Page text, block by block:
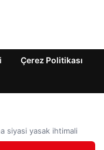
Çerez Politikası
siyasi yasak ihtimali